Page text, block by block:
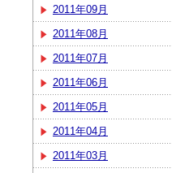
2011年09月
2011年08月
2011年07月
2011年06月
2011年05月
2011年04月
2011年03月